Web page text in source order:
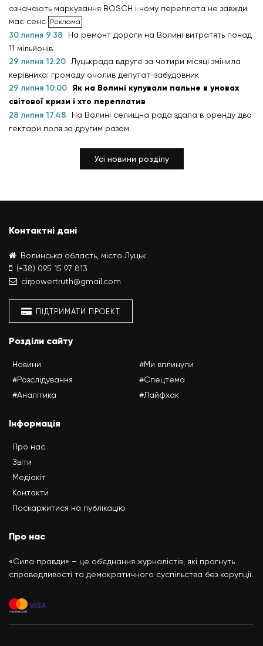
означають маркування BOSCH і чому переплата не завжди
має сенс
30 липня 9:38
На ремонт дороги на Волині витратять понад
11 мільйонів
29 липня 12:20
Луцькрада вдруге за чотири місяці змінила
керівника: громаду очолив депутат-забудовник
29 липня 10:00 Як на Волині купували пальне в умовах
світової кризи і хто переплатив
28 липня 17:48
На Волині селищна рада здала в оренду два
гектари поля за другим разом
Усі новини розділу
Контактні дані
Волинська область, місто Луцьк
(+38) 095 15 97 813
cirpowertruth@gmail.com
ПІДТРИМАТИ ПРОЕКТ
Розділи сайту
Новини
#Розслідування
#Аналітика
#Ми вплинули
#Спецтема
#Лайфхак
Інформація
Про нас
Звіти
Медіакіт
Контакти
Поскаржитися на публікацію
Про нас
«Сила правди» – це об’єднання журналістів, які прагнуть
справедливості та демократичного суспільства без корупції.